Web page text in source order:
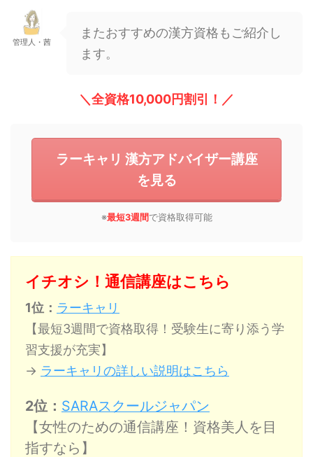
管理人・茜
またおすすめの漢方資格もご紹介し
ます。
＼全資格10,000円割引！／
ラーキャリ 漢方アドバイザー講座
を見る
※最短3週間 で資格取得可能
イチオシ！通信講座はこちら
1位： ラーキャリ
【最短3週間で資格取得！受験生に寄り添う学
習支援が充実】
→ ラーキャリの詳しい説明はこちら
2位： SARAスクールジャパン
【女性のための通信講座！資格美人を目
指すなら】